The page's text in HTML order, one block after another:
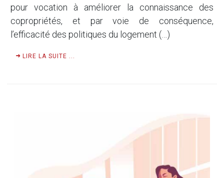
pour vocation à améliorer la connaissance des
copropriétés, et par voie de conséquence,
l’efficacité des politiques du logement (…)
LIRE LA SUITE ...